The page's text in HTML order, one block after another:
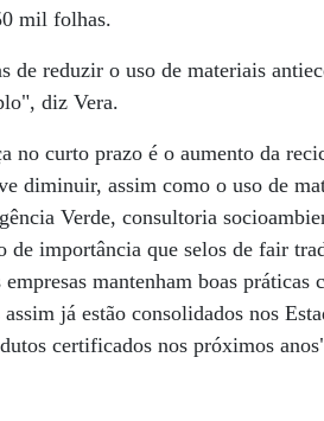
mil folhas.
de reduzir o uso de materiais
diz Vera.
no curto prazo é o aumento da
diminuir, assim como o uso de
Verde, consultoria
de importância que selos de fair
mantenham boas
já estão consolidados nos
certificados nos próximos